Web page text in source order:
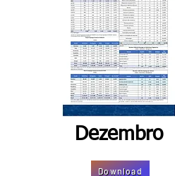
Dezembro
Download